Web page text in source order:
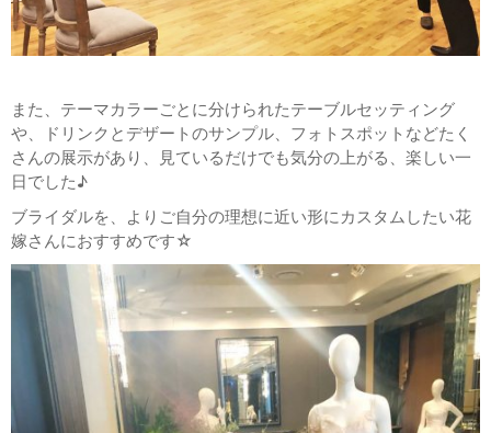
また、テーマカラーごとに分けられたテーブルセッティング
や、ドリンクとデザートのサンプル、フォトスポットなどたく
さんの展示があり、見ているだけでも気分の上がる、楽しい一
日でした♪
ブライダルを、よりご自分の理想に近い形にカスタムしたい花
嫁さんにおすすめです☆